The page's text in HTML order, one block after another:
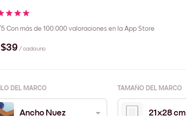
Con más de 100.000 valoraciones en la App Store
/ cada uno
DEL MARCO TAMAÑO DEL MARCO
Ancho Nuez 21x28 cm